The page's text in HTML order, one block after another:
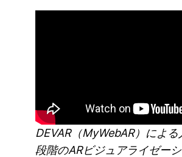
DEVAR（MyWebAR）によ
段階のARビジュアライゼーシ